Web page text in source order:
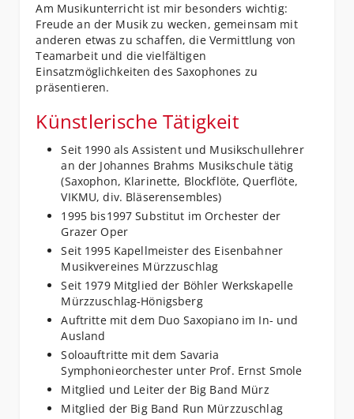
Am Musikunterricht ist mir besonders wichtig:
Freude an der Musik zu wecken, gemeinsam mit
anderen etwas zu schaffen, die Vermittlung von
Teamarbeit und die vielfältigen
Einsatzmöglichkeiten des Saxophones zu
präsentieren.
Künstlerische Tätigkeit
Seit 1990 als Assistent und Musikschullehrer
an der Johannes Brahms Musikschule tätig
(Saxophon, Klarinette, Blockflöte, Querflöte,
VIKMU, div. Bläserensembles)
1995 bis1997 Substitut im Orchester der
Grazer Oper
Seit 1995 Kapellmeister des Eisenbahner
Musikvereines Mürzzuschlag
Seit 1979 Mitglied der Böhler Werkskapelle
Mürzzuschlag-Hönigsberg
Auftritte mit dem Duo Saxopiano im In- und
Ausland
Soloauftritte mit dem Savaria
Symphonieorchester unter Prof. Ernst Smole
Mitglied und Leiter der Big Band Mürz
Mitglied der Big Band Run Mürzzuschlag